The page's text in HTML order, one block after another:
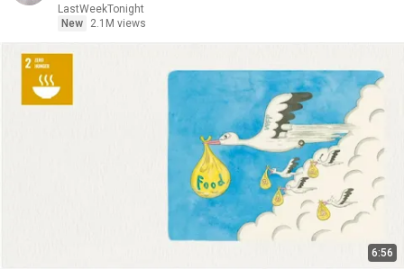
LastWeekTonight
New
2.1M views
6:56